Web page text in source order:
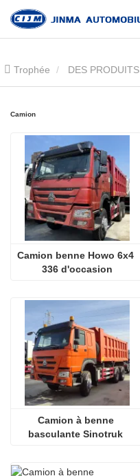
Trophée DES PRODUITS
Camion
Camion benne Howo 6x4
336 d'occasion
Camion à benne
basculante Sinotruk